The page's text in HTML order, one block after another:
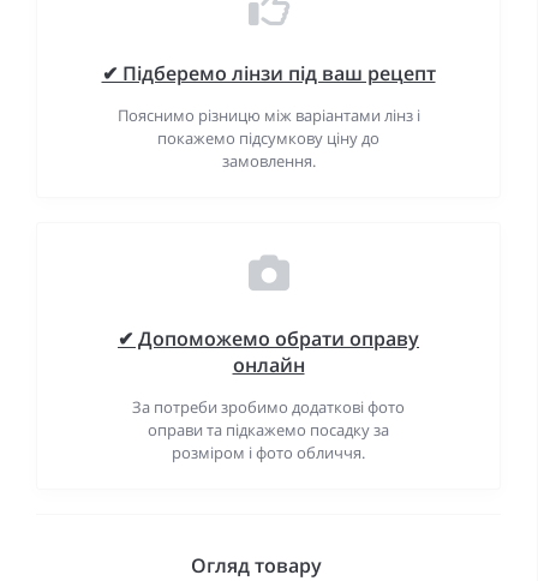
✔ Підберемо лінзи під ваш рецепт
Пояснимо різницю між варіантами лінз і
покажемо підсумкову ціну до
замовлення.
✔ Допоможемо обрати оправу
онлайн
За потреби зробимо додаткові фото
оправи та підкажемо посадку за
розміром і фото обличчя.
Огляд товару